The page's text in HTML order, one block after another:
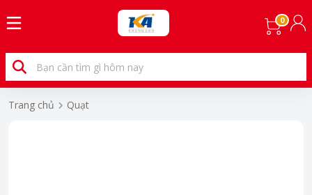
0
Trang chủ Quạt